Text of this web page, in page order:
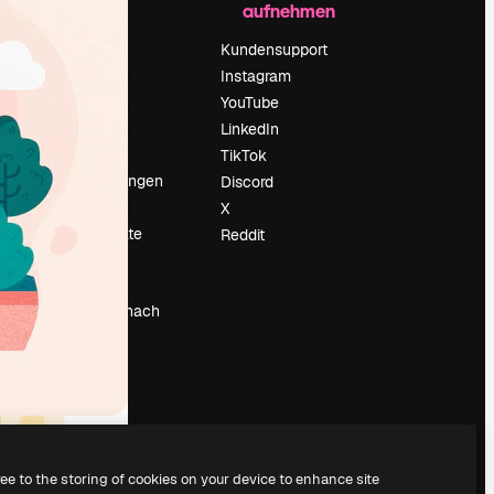
Veranstaltungen
Deine Inhalte
Suchst du nach
aufnehmen
Kundensupport
Instagram
YouTube
LinkedIn
TikTok
Discord
X
Reddit
to the storing of cookies on your device to enhance site